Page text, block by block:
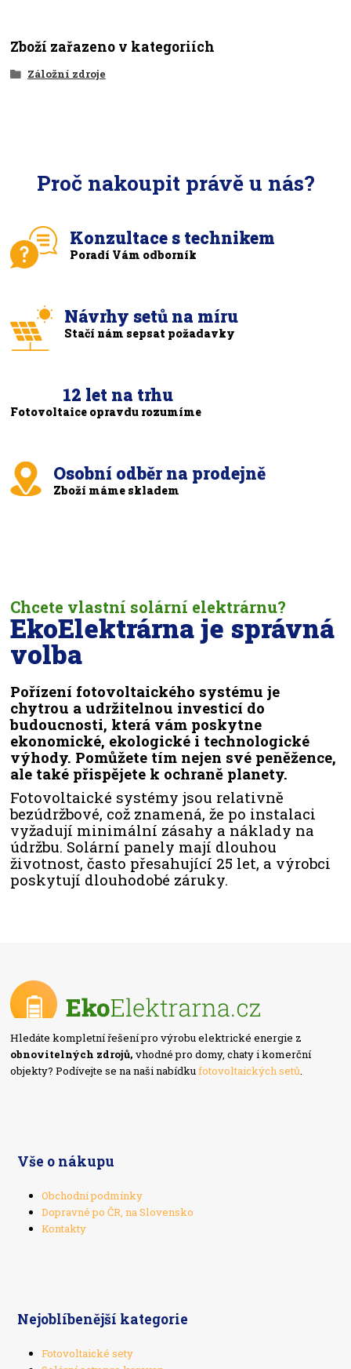
Zboží zařazeno v kategoriích
Záložní zdroje
Proč nakoupit právě u nás?
Konzultace s technikem
Poradí Vám odborník
Návrhy setů na míru
Stačí nám sepsat požadavky
12 let na trhu
Fotovoltaice opravdu rozumíme
Osobní odběr na prodejně
Zboží máme skladem
Chcete vlastní solární elektrárnu?
EkoElektrárna je správná
volba
Pořízení fotovoltaického systému je
chytrou a udržitelnou investicí do
budoucnosti, která vám poskytne
ekonomické, ekologické i technologické
výhody. Pomůžete tím nejen své peněžence,
ale také přispějete k ochraně planety.
Fotovoltaické systémy jsou relativně
bezúdržbové, což znamená, že po instalaci
vyžadují minimální zásahy a náklady na
údržbu. Solární panely mají dlouhou
životnost, často přesahující 25 let, a výrobci
poskytují dlouhodobé záruky.
Hledáte kompletní řešení pro výrobu elektrické energie z
obnovitelných zdrojů, vhodné pro domy, chaty i komerční
objekty? Podívejte se na naši nabídkufotovoltaických setů.
Vše o nákupu
Obchodní podmínky
Dopravné po ČR, na Slovensko
Kontakty
Nejoblíbenější kategorie
Fotovoltaické sety